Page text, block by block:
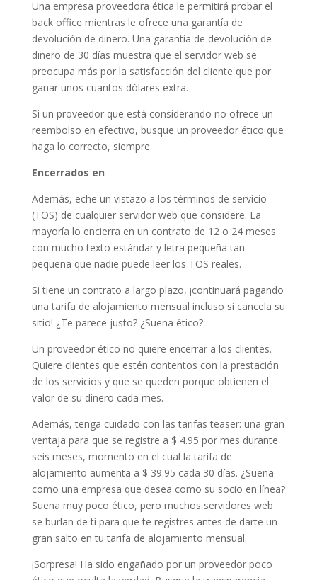
Una empresa proveedora ética le permitirá probar el
back office mientras le ofrece una garantía de
devolución de dinero. Una garantía de devolución de
dinero de 30 días muestra que el servidor web se
preocupa más por la satisfacción del cliente que por
ganar unos cuantos dólares extra.
Si un proveedor que está considerando no ofrece un
reembolso en efectivo, busque un proveedor ético que
haga lo correcto, siempre.
Encerrados en
Además, eche un vistazo a los términos de servicio
(TOS) de cualquier servidor web que considere. La
mayoría lo encierra en un contrato de 12 o 24 meses
con mucho texto estándar y letra pequeña tan
pequeña que nadie puede leer los TOS reales.
Si tiene un contrato a largo plazo, ¡continuará pagando
una tarifa de alojamiento mensual incluso si cancela su
sitio! ¿Te parece justo? ¿Suena ético?
Un proveedor ético no quiere encerrar a los clientes.
Quiere clientes que estén contentos con la prestación
de los servicios y que se queden porque obtienen el
valor de su dinero cada mes.
Además, tenga cuidado con las tarifas teaser: una gran
ventaja para que se registre a $ 4.95 por mes durante
seis meses, momento en el cual la tarifa de
alojamiento aumenta a $ 39.95 cada 30 días. ¿Suena
como una empresa que desea como su socio en línea?
Suena muy poco ético, pero muchos servidores web
se burlan de ti para que te registres antes de darte un
gran salto en tu tarifa de alojamiento mensual.
¡Sorpresa! Ha sido engañado por un proveedor poco